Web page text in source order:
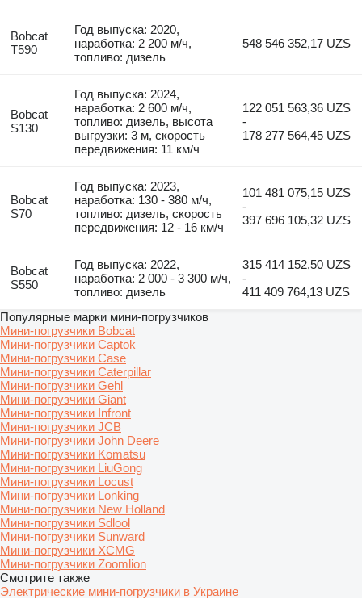
Bobcat
T590
Год выпуска: 2020,
наработка: 2 200 м/ч,
топливо: дизель
548 546 352,17 UZS
Bobcat
S130
Год выпуска: 2024,
наработка: 2 600 м/ч,
топливо: дизель, высота
выгрузки: 3 м, скорость
передвижения: 11 км/ч
122 051 563,36 UZS
-
178 277 564,45 UZS
Bobcat
S70
Год выпуска: 2023,
наработка: 130 - 380 м/ч,
топливо: дизель, скорость
передвижения: 12 - 16 км/ч
101 481 075,15 UZS
-
397 696 105,32 UZS
Bobcat
S550
Год выпуска: 2022,
наработка: 2 000 - 3 300 м/ч,
топливо: дизель
315 414 152,50 UZS
-
411 409 764,13 UZS
Популярные марки мини-погрузчиков
Мини-погрузчики Bobcat
Мини-погрузчики Captok
Мини-погрузчики Case
Мини-погрузчики Caterpillar
Мини-погрузчики Gehl
Мини-погрузчики Giant
Мини-погрузчики Infront
Мини-погрузчики JCB
Мини-погрузчики John Deere
Мини-погрузчики Komatsu
Мини-погрузчики LiuGong
Мини-погрузчики Locust
Мини-погрузчики Lonking
Мини-погрузчики New Holland
Мини-погрузчики Sdlool
Мини-погрузчики Sunward
Мини-погрузчики XCMG
Мини-погрузчики Zoomlion
Смотрите также
Электрические мини-погрузчики в Украине